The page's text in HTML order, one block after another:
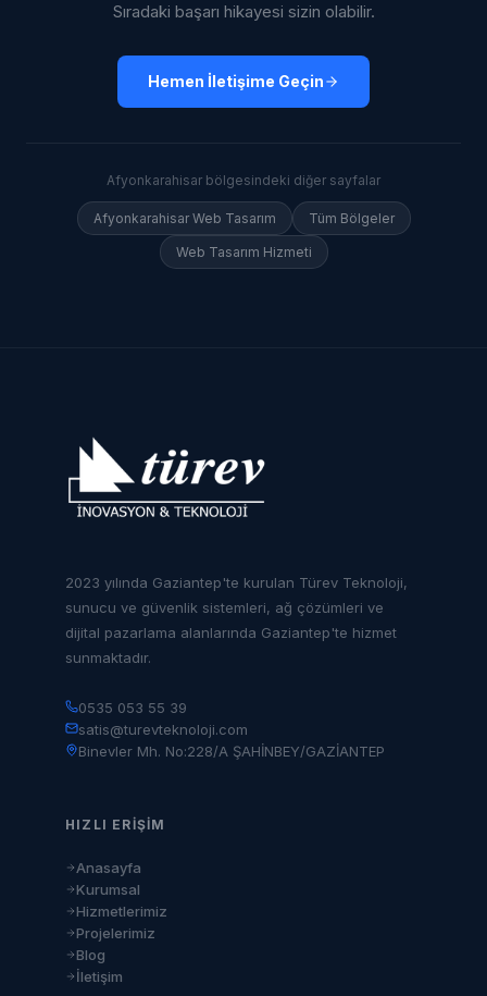
Sıradaki başarı hikayesi sizin olabilir.
Hemen İletişime Geçin
Afyonkarahisar bölgesindeki diğer sayfalar
AfyonkarahisarWeb Tasarım Tüm Bölgeler
Web Tasarım Hizmeti
2023 yılında Gaziantep'te kurulan Türev Teknoloji,
sunucu ve güvenlik sistemleri, ağ çözümleri ve
dijital pazarlama alanlarında Gaziantep'te hizmet
sunmaktadır.
0535 053 55 39
satis@turevteknoloji.com
Binevler Mh. No:228/A ŞAHİNBEY/GAZİANTEP
HIZLI ERIŞIM
Anasayfa
Kurumsal
Hizmetlerimiz
Projelerimiz
Blog
İletişim